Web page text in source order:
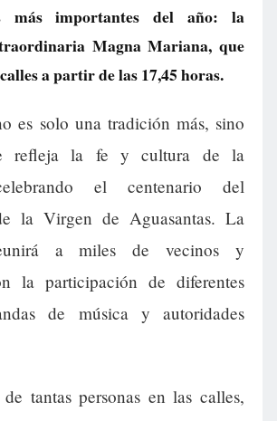
más importantes del año: la
Magna Mariana, que
a partir de las 17,45 horas.
es solo una tradición más, sino
refleja la fe y cultura de la
el centenario del
la Virgen de Aguasantas. La
a miles de vecinos y
la participación de diferentes
de música y autoridades
tantas personas en las calles,